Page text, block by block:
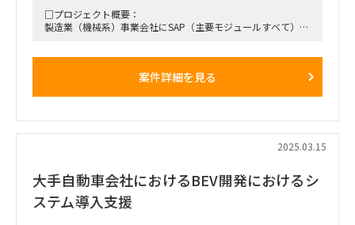
・出張については、多くできればできるだけ望ましいです
□プロジェクト概要：
製造業（機械系）事業会社にSAP（主要モジュールすべて）を
それ以外はリモート可（ただし、ＰＪ主体は大阪のため、スポ
案件詳細を見る
2025.03.15
大手自動車会社におけるBEV開発におけるシ
ステム導入支援